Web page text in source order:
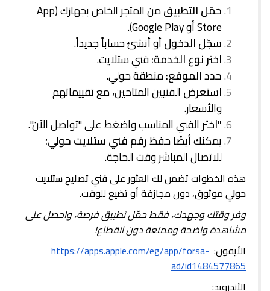
حمّل التطبيق
من المتجر الخاص بجهازك (App
Store أو Google Play).
سجّل الدخولأو أنشئ حساباً جديداً.
اختر نوع الخدمة:فني ستلايت.
حدد الموقع:منطقة حولي.
استعرضالفنيين المتاحين، مع تقييماتهم
والأسعار.
"اخترالفني المناسب واضغط على "تواصل الآن".
يمكنك أيضًا حفظرقم فني ستلايت حولي؛
للاتصال المباشر وقت الحاجة.
هذه الخطوات تضمن لك العثور علىفني تصليح ستلايت
حوليموثوق، دون مجازفة أو تضيع للوقت.
وفر وقتك وجهدك، فقط حمّل تطبيق فرصة، واحصل على
مشاهدة واضحة وممتعة دون انقطاع!
الأيفون: https://apps.apple.com/eg/app/forsa-
ad/id1484577865
الأندرويد: